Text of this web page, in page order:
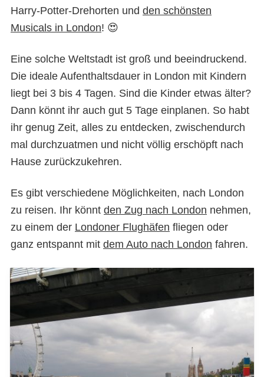
Harry-Potter-Drehorten und den schönsten
Musicals in London! 😍
Eine solche Weltstadt ist groß und beeindruckend.
Die ideale Aufenthaltsdauer in London mit Kindern
liegt bei 3 bis 4 Tagen. Sind die Kinder etwas älter?
Dann könnt ihr auch gut 5 Tage einplanen. So habt
ihr genug Zeit, alles zu entdecken, zwischendurch
mal durchzuatmen und nicht völlig erschöpft nach
Hause zurückzukehren.
Es gibt verschiedene Möglichkeiten, nach London
zu reisen. Ihr könnt den Zug nach London nehmen,
zu einem der Londoner Flughäfen fliegen oder
ganz entspannt mit dem Auto nach London fahren.